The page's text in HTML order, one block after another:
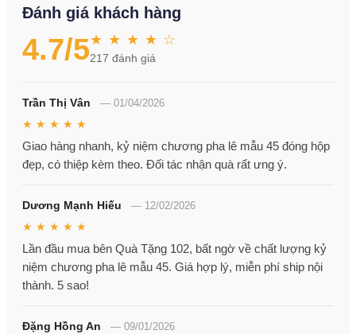
Đánh giá khách hàng
4.7/5★ ★ ★ ★ ☆
217 đánh giá
Trần Thị Vân — 01/04/2026
★ ★ ★ ★ ★
Giao hàng nhanh, kỷ niệm chương pha lê mẫu 45 đóng hộp
đẹp, có thiệp kèm theo. Đối tác nhận quà rất ưng ý.
Dương Mạnh Hiếu — 12/02/2026
★ ★ ★ ★ ★
Lần đầu mua bên Quà Tặng 102, bất ngờ về chất lượng kỷ
niệm chương pha lê mẫu 45. Giá hợp lý, miễn phí ship nội
thành. 5 sao!
Đặng Hồng An — 09/01/2026